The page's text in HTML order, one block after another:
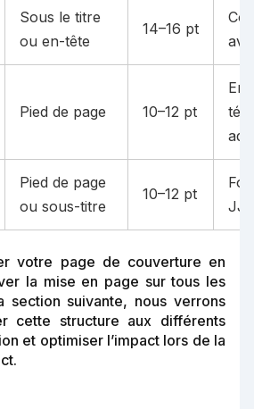
Sous le titre
ou en-tête
14–16 pt
Pied de page 10–12 pt
Pied de page
ou sous-titre
10–12 pt
JJ/
votre page de couverture en
la mise en page sur tous les
section suivante, nous verrons
cette structure aux différents
et optimiser l’impact lors de la